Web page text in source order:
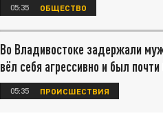
05:35 ОБЩЕСТВО
Во Владивостоке задержали
вёл себя агрессивно и был
05:35 ПРОИСШЕСТВИЯ